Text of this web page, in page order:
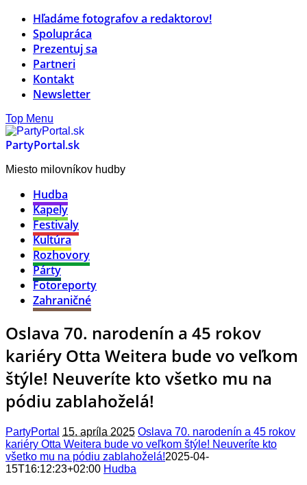
Hľadáme fotografov a redaktorov!
Spolupráca
Prezentuj sa
Partneri
Kontakt
Newsletter
Top Menu
PartyPortal.sk
Miesto milovníkov hudby
Hudba
Kapely
Festivaly
Kultúra
Rozhovory
Párty
Fotoreporty
Zahraničné
Oslava 70. narodenín a 45 rokov
kariéry Otta Weitera bude vo veľkom
štýle! Neuveríte kto všetko mu na
pódiu zablahoželá!
PartyPortal 15. apríla 2025 Oslava 70. narodenín a 45 rokov
kariéry Otta Weitera bude vo veľkom štýle! Neuveríte kto
všetko mu na pódiu zablahoželá!2025-04-
15T16:12:23+02:00 Hudba